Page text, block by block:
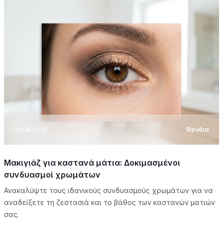
05.08.2026 Φρύδια
Μακιγιάζ για καστανά μάτια: Δοκιμασμένοι
συνδυασμοί χρωμάτων
Ανακαλύψτε τους ιδανικούς συνδυασμούς χρωμάτων για να
αναδείξετε τη ζεστασιά και το βάθος των καστανών ματιών
σας.